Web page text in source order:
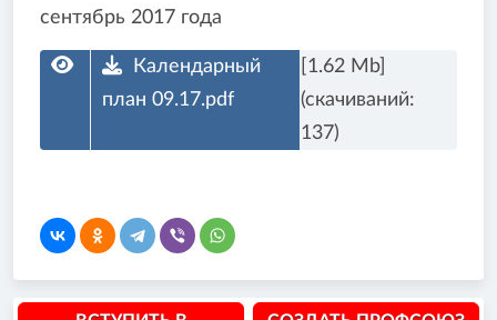
сентябрь 2017 года
Календарный
план 09.17.pdf
[1.62 Mb]
(cкачиваний:
137)